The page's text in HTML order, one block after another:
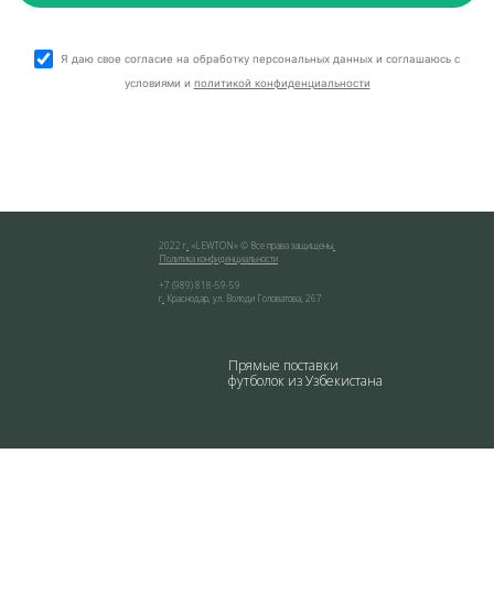
Я даю свое согласие на обработку персональных данных и соглашаюсь с
условиями и политикой конфиденциальности
2022 г «LEWTON» © Все права защищены
Политика конфиденциальности
+7 (989) 818-59-59
г Краснодар ул. Володи Головатова, 267
Прямые поставки
футболок из Узбекистана